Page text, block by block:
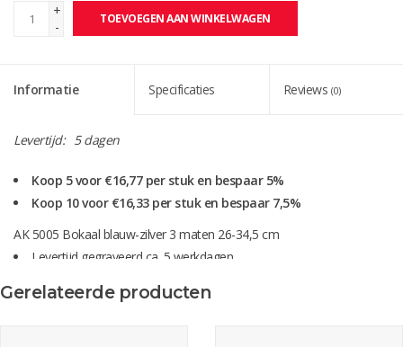
+
-
TOEVOEGEN AAN WINKELWAGEN
Informatie Specificaties Reviews (0)
Levertijd: 5 dagen
Koop 5 voor €16,77 per stuk en bespaar 5%
Koop 10 voor €16,33 per stuk en bespaar 7,5%
AK 5005 Bokaal blauw-zilver 3 maten 26-34,5 cm
Levertijd gegraveerd ca. 5 werkdagen
Gerelateerde producten